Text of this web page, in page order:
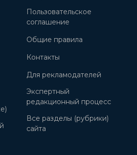
Пользовательское
соглашение
Общие правила
Контакты
Для рекламодателей
Экспертный
редакционный процесс
Все разделы (рубрики)
сайта